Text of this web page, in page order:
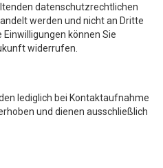
datenschutzrechtlichen
werden und nicht an Dritte
können Sie
widerrufen.
lediglich bei Kontaktaufnahme
und dienen ausschließlich